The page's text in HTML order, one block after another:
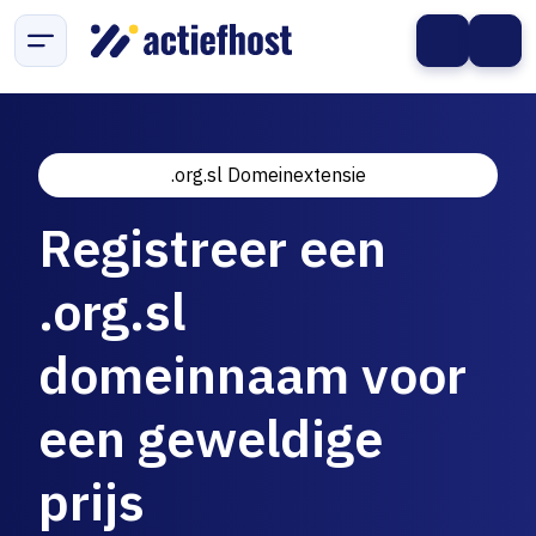
.org.sl Domeinextensie
Registreer een
.org.sl
domeinnaam voor
een geweldige
prijs